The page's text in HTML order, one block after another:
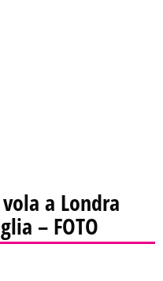
a Londra
– FOTO